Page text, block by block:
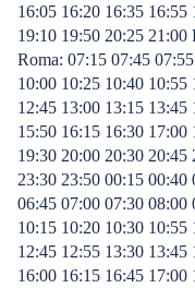
16:05 16:20 16:35 16:55
19:10 19:50 20:25
Roma: 07:15 07:45
10:00 10:25 10:40 10:55
12:45 13:00 13:15 13:45
15:50 16:15 16:30 17:00
19:30 20:00 20:30 20:45
23:30 23:50 00:15
06:45 07:00 07:30 08:00
10:15 10:20 10:30 10:55
12:45 12:55 13:30 13:45
16:00 16:15 16:45 17:00